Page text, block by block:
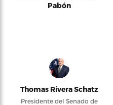
Pabón
Thomas Rivera Schatz
Presidente del Senado de